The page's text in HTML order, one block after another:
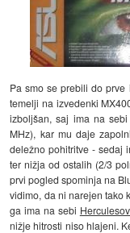
Pa smo se prebili do prve
temelji na izvedenki
izboljšan, saj ima na
MHz), kar mu daje
deležno pohitritve - sedaj
ter nižja od ostalih (2/3
prvi pogled spominja na
vidimo, da ni narejen tako
ga ima na sebi
nižje hitrosti niso hlajeni.